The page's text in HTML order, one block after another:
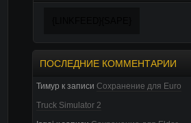
ПОСЛЕДНИЕ КОММЕНТАРИИ
Тимур к записи Сохранение для Euro
Truck Simulator 2